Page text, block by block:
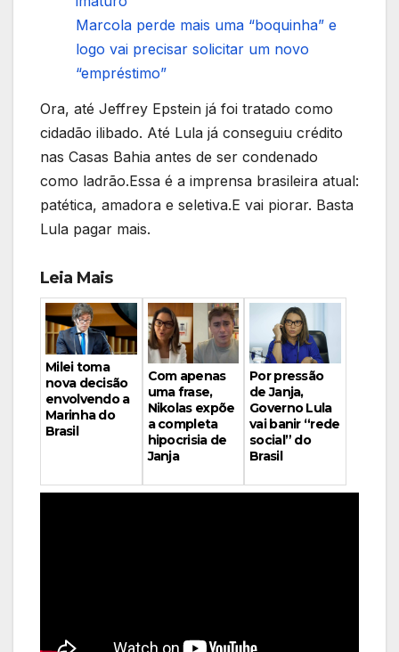
Marcola perde mais uma “boquinha” e
logo vai precisar solicitar um novo
“empréstimo”
Ora, até Jeffrey Epstein já foi tratado como
cidadão ilibado. Até Lula já conseguiu crédito
nas Casas Bahia antes de ser condenado
como ladrão.Essa é a imprensa brasileira atual:
patética, amadora e seletiva.E vai piorar. Basta
Lula pagar mais.
Leia Mais
Milei toma
nova decisão
envolvendo a
Marinha do
Brasil
Com apenas
uma frase,
Nikolas expõe
a completa
hipocrisia de
Janja
Por pressão
de Janja,
Governo Lula
vai banir “rede
social” do
Brasil